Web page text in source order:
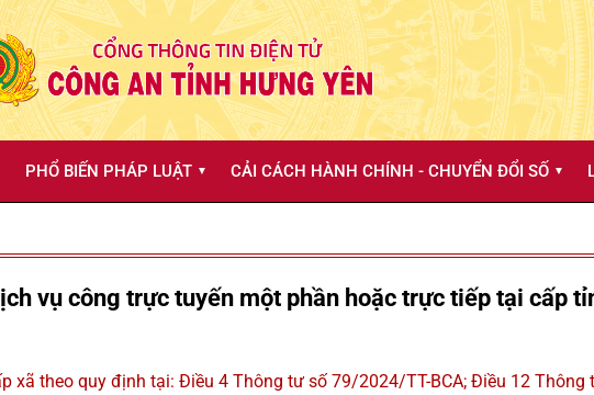
PHỔ BIẾN PHÁP LUẬT ▼ CẢI CÁCH HÀNH CHÍNH - CHUYỂN ĐỔI SỐ ▼
vụ công trực tuyến một phần hoặc trực tiếp tại cấp
xã theo quy định tại: Điều 4 Thông tư số 79/2024/TT-BCA; Điều 12 Thông